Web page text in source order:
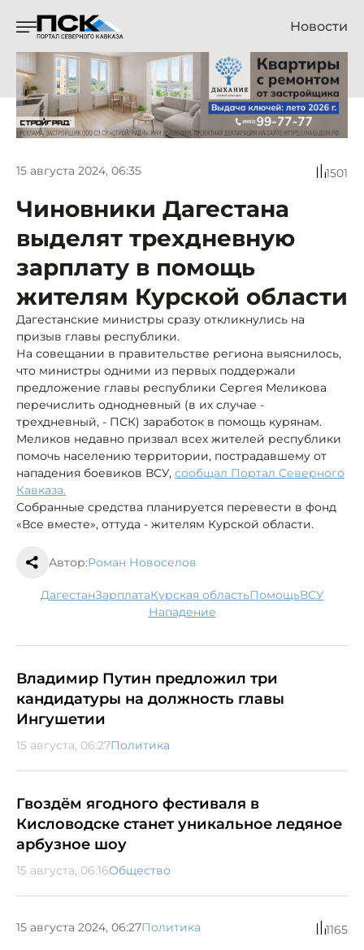
Новости
15 августа 2024, 06:35 1501
Чиновники Дагестана
выделят трехдневную
зарплату в помощь
жителям Курской области
Дагестанские министры сразу откликнулись на
призыв главы республики.
На совещании в правительстве региона выяснилось,
что министры одними из первых поддержали
предложение главы республики Сергея Меликова
перечислить однодневный (в их случае -
трехдневный, - ПСК) заработок в помощь курянам.
Меликов недавно призвал всех жителей республики
помочь населению территории, пострадавшему от
нападения боевиков ВСУ, сообщал Портал Северного
Кавказа.
Собранные средства планируется перевести в фонд
«Все вместе», оттуда - жителям Курской области.
Автор:Роман Новоселов
Дагестан зарплата Курская область помощь ВСУ
нападение
Владимир Путин предложил три
кандидатуры на должность главы
Ингушетии
15 августа, 06:27Политика
Гвоздём ягодного фестиваля в
Кисловодске станет уникальное ледяное
арбузное шоу
15 августа, 06:16Общество
15 августа 2024, 06:27Политика 1165